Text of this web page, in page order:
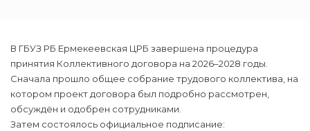
В ГБУЗ РБ Ермекеевская ЦРБ завершена процедура
принятия Коллективного договора на 2026–2028 годы.
Сначала прошло общее собрание трудового коллектива, на
котором проект договора был подробно рассмотрен,
обсуждён и одобрен сотрудниками.
Затем состоялось официальное подписание: